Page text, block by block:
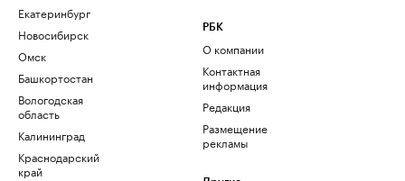
Екатеринбург
Новосибирск
Омск
Башкортостан
Вологодская
область
Калининград
Краснодарский
край
РБК
О компании
Контактная
информация
Редакция
Размещение
рекламы